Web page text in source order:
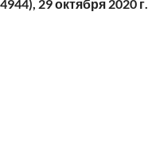
29 октября 2020 г.